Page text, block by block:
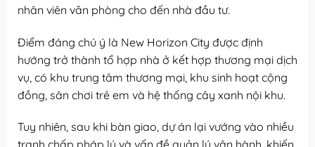
nhân viên văn phòng cho đến nhà đầu tư.
Điểm đáng chú ý là New Horizon City được định
hướng trở thành tổ hợp nhà ở kết hợp thương mại dịch
vụ, có khu trung tâm thương mại, khu sinh hoạt cộng
đồng, sân chơi trẻ em và hệ thống cây xanh nội khu.
Tuy nhiên, sau khi bàn giao, dự án lại vướng vào nhiều